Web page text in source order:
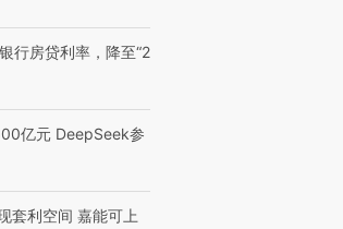
行房贷利率，降至“2
亿元 DeepSeek参
套利空间 嘉能可上